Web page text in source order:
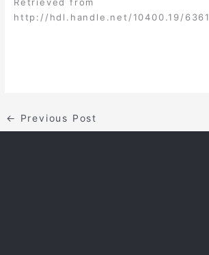
http://hdl.handle.net/10400.19/6361
← Previous Post